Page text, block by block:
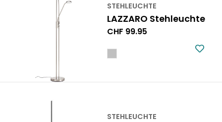
STEHLEUCHTE
LAZZARO Stehleuchte
Regulärer
CHF 99.95
STEHLEUCHTE